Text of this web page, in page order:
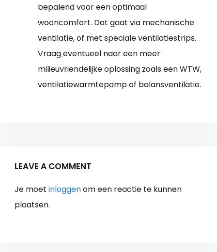
bepalend voor een optimaal
wooncomfort. Dat gaat via mechanische
ventilatie, of met speciale ventilatiestrips.
Vraag eventueel naar een meer
milieuvriendelijke oplossing zoals een WTW,
ventilatiewarmtepomp of balansventilatie.
LEAVE A COMMENT
Je moet inloggenom een reactie te kunnen
plaatsen.